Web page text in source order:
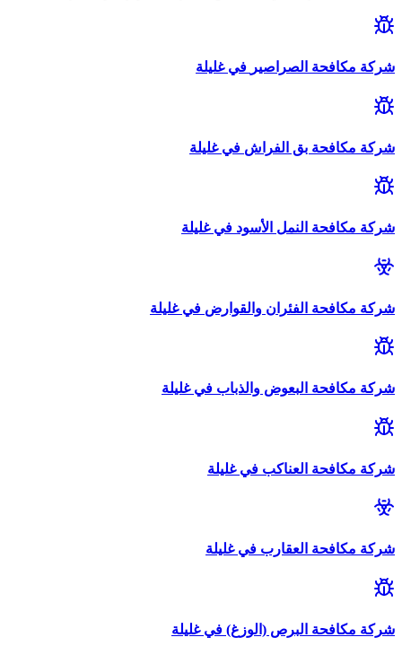
شركة مكافحة الصراصير فيغليلة
شركة مكافحة بق الفراش فيغليلة
شركة مكافحة النمل الأسود فيغليلة
شركة مكافحة الفئران والقوارض فيغليلة
شركة مكافحة البعوض والذباب فيغليلة
شركة مكافحة العناكب فيغليلة
شركة مكافحة العقارب فيغليلة
شركة مكافحة البرص (الوزغ) فيغليلة